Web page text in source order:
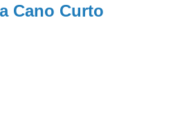
Alumínio
Muleta Articulada
Cano Curto